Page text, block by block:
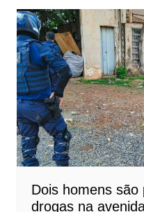
Dois homens
drogas na